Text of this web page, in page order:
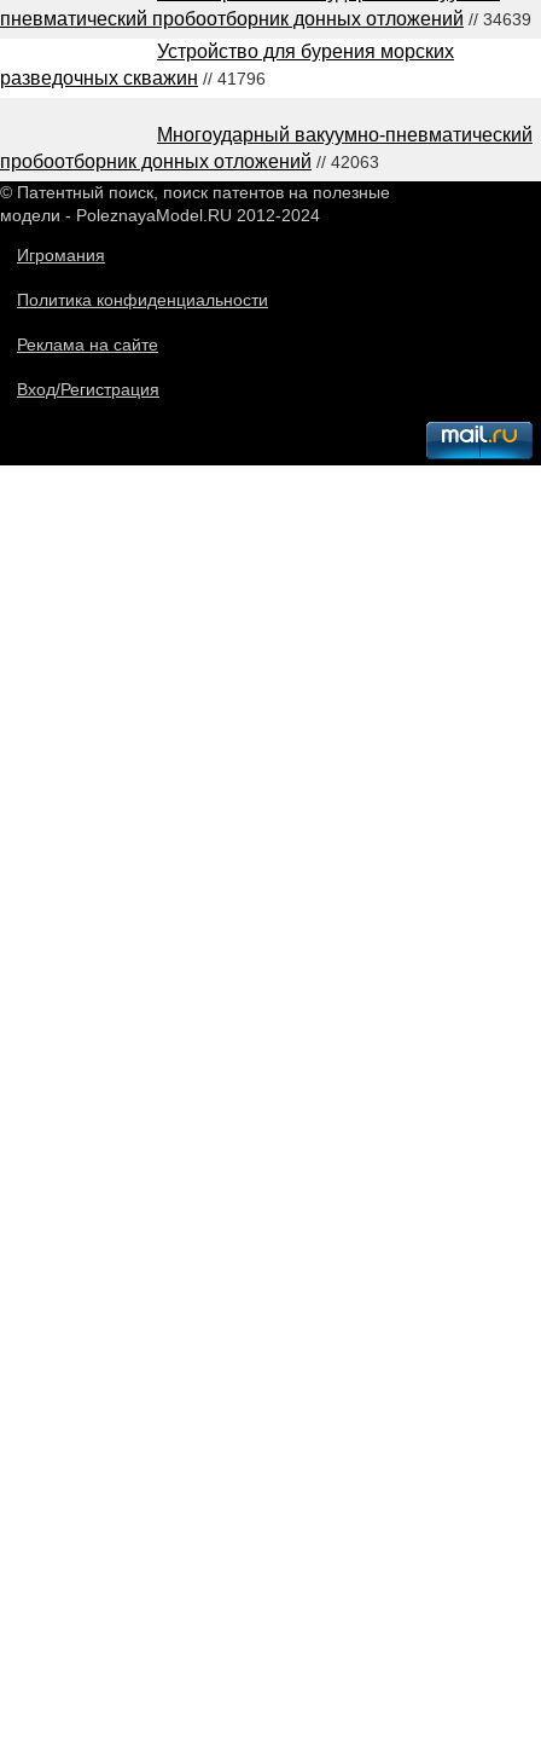
пневматический пробоотборник донных отложений // 34639
Устройство для бурения морских
разведочных скважин // 41796
Многоударный вакуумно-пневматический
пробоотборник донных отложений // 42063
© Патентный поиск, поиск патентов на полезные
модели - PoleznayaModel.RU 2012-2024
Игромания
Политика конфиденциальности
Реклама на сайте
Вход/Регистрация